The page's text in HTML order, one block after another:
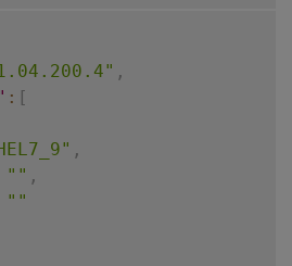
,
: [
,
"" ,
""